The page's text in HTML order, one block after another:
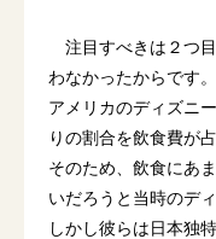
注目すべきは２つ
わなかったからです。
アメリカのディズニ
りの割合を飲食費が
そのため、飲食にあ
いだろうと当時のデ
しかし彼らは日本独